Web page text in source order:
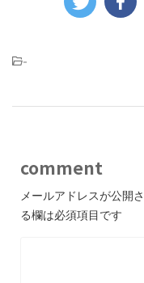
-
comment
メールアドレスが公開
る欄は必須項目です